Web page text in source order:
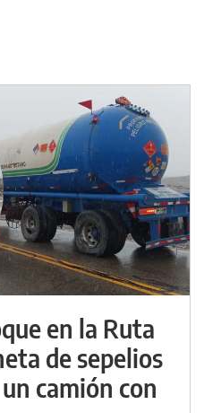
en la Ruta
de sepelios
camión con